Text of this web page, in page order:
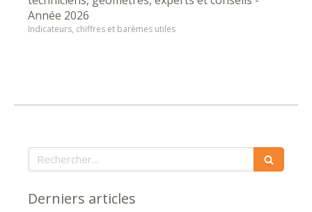
Année 2026
Indicateurs, chiffres et barèmes utiles
Rechercher
Derniers articles